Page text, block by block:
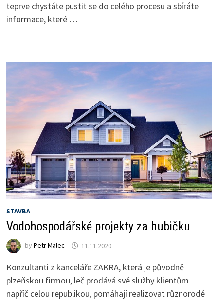
teprve chystáte pustit se do celého procesu a sbíráte
informace, které …
STAVBA
Vodohospodářské projekty za hubičku
by Petr Malec 11.11.2020
Konzultanti z kanceláře ZAKRA, která je původně
plzeňskou firmou, leč prodává své služby klientům
napříč celou republikou, pomáhají realizovat různorodé